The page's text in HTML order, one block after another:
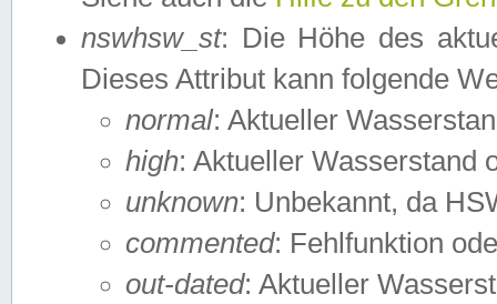
nswhsw_st: Die Höhe des
Dieses Attribut kann folgende
normal: Aktueller
high: Aktueller Wasserstand
unknown: Unbekannt, da
commented: Fehlfunktion
out-dated: Aktueller